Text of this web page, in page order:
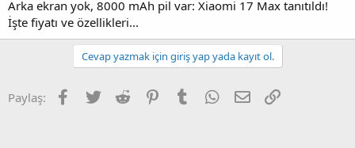
n
i
Arka ekran yok, 8000 mAh pil var: Xiaomi 17 Max tanıtıldı!
İşte fiyatı ve özellikleri...
Cevap yazmak için giriş yap yada kayıt ol.
Paylaş: Facebook
Twitter Reddit PinterestTumblr WhatsApp
E-posta